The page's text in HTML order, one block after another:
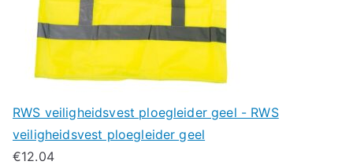
RWS veiligheidsvest ploegleider geel - RWS
veiligheidsvest ploegleider geel
€12.04